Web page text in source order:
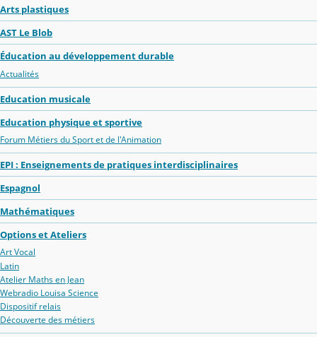
Arts plastiques
AST Le Blob
Éducation au développement durable
Actualités
Education musicale
Education physique et sportive
Forum Métiers du Sport et de l'Animation
EPI : Enseignements de pratiques interdisciplinaires
Espagnol
Mathématiques
Options et Ateliers
Art Vocal
Latin
Atelier Maths en Jean
Webradio Louisa Science
Dispositif relais
Découverte des métiers